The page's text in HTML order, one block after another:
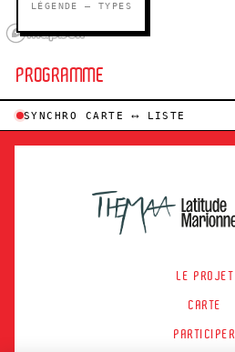
LÉGENDE — TYPES
PROGRAMME
SYNCHRO CARTE ⟷ LISTE
LE PROJET
CARTE
PARTICIPER